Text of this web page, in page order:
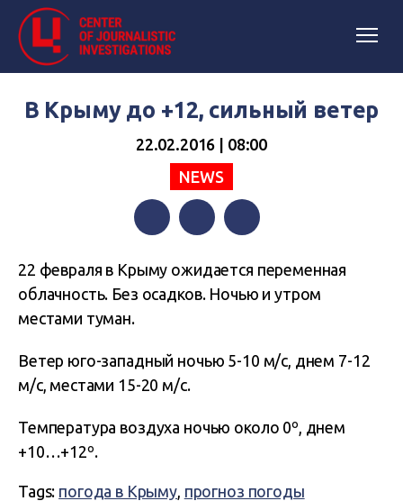
В Крыму до +12, сильный ветер
22.02.2016 | 08:00
NEWS
22 февраля в Крыму ожидается переменная
облачность. Без осадков. Ночью и утром
местами туман.
Ветер юго-западный ночью 5-10 м/с, днем 7-12
м/с, местами 15-20 м/с.
Температура воздуха ночью около 0º, днем
+10…+12º.
Tags: погода в Крыму, прогноз погоды